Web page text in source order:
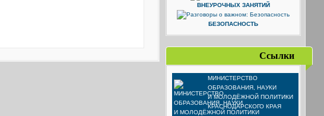
ВНЕУРОЧНЫХ ЗАНЯТИЙ
БЕЗОПАСНОСТЬ
Ссылки
МИНИСТЕРСТВО
ОБРАЗОВАНИЯ, НАУКИ
И МОЛОДЁЖНОЙ ПОЛИТИКИ
КРАСНОДАРСКОГО КРАЯ